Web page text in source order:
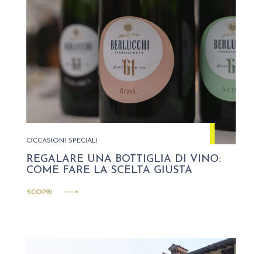
OCCASIONI SPECIALI
REGALARE UNA BOTTIGLIA DI VINO:
COME FARE LA SCELTA GIUSTA
SCOPRI